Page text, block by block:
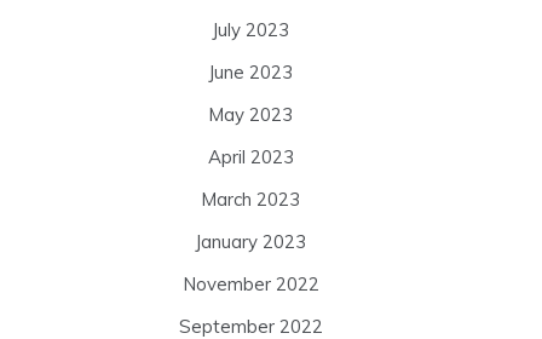
July 2023
June 2023
May 2023
April 2023
March 2023
January 2023
November 2022
September 2022